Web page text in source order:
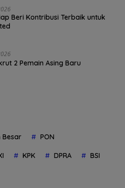
Beri Kontribusi Terbaik untuk
2 Pemain Asing Baru
Besar PON
KPK DPRA BSI